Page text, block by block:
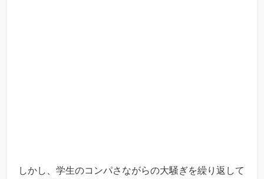
しかし、学生のコンパさながらの大騒ぎを繰り返して